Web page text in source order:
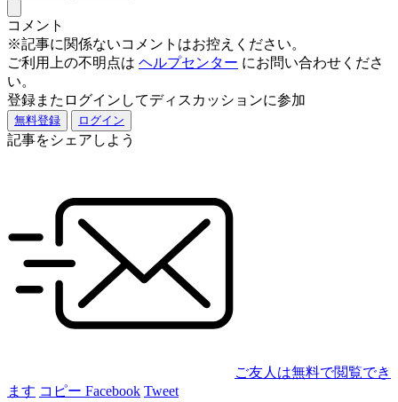
コメント
※記事に関係ないコメントはお控えください。
ご利用上の不明点は ヘルプセンター にお問い合わせくださ
い。
登録またログインしてディスカッションに参加
無料登録 ログイン
記事をシェアしよう
ご友人は無料で閲覧でき
ます コピー Facebook Tweet